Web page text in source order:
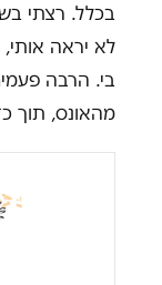
בכלל. רצתי
לא יראה אותי,
בי. הרבה
מהאונס, תוך